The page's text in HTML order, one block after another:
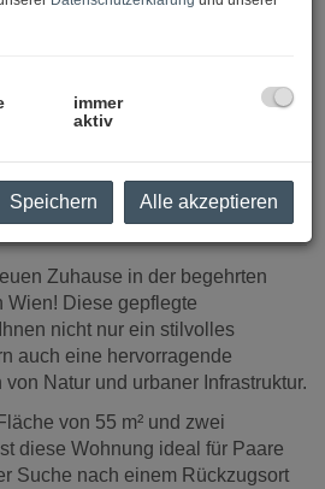
Zuhause in der begehrten
Wien! Diese gepflegte
nicht nur ein stilvolles
auch eine hervorragende
von Natur und urbaner Infrastruktur.
von 55 m² und zwei
diese Wohnung ideal für Paare
Suche nach einem Rückzugsort
immer
aktiv
Speichern Alle akzeptieren